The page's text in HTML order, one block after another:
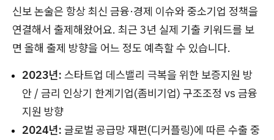
신보 논술은 항상 최신 금융·경제 이슈와 중소기업 정책을
연결해서 출제해왔어요. 최근 3년 실제 기출 키워드를 보
면 올해 출제 방향을 어느 정도 예측할 수 있습니다.
2023년: 스타트업 데스밸리 극복을 위한 보증지원 방
안 / 금리 인상기 한계기업(좀비기업) 구조조정 vs 금융
지원 방향
2024년: 글로벌 공급망 재편(디커플링)에 따른 수출 중